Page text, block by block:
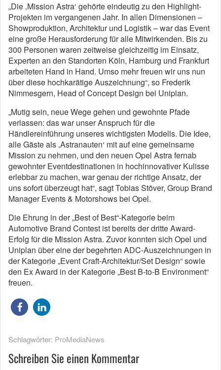
„Die ‚Mission Astra‘ gehörte eindeutig zu den Highlight-
Projekten im vergangenen Jahr. In allen Dimensionen –
Showproduktion, Architektur und Logistik – war das Event
eine große Herausforderung für alle Mitwirkenden. Bis zu
300 Personen waren zeitweise gleichzeitig im Einsatz,
Experten an den Standorten Köln, Hamburg und Frankfurt
arbeiteten Hand in Hand. Umso mehr freuen wir uns nun
über diese hochkarätige Auszeichnung“, so Frederik
Nimmesgern, Head of Concept Design bei Uniplan.
„Mutig sein, neue Wege gehen und gewohnte Pfade
verlassen: das war unser Anspruch für die
Händlereinführung unseres wichtigsten Modells. Die Idee,
alle Gäste als ‚Astranauten‘ mit auf eine gemeinsame
Mission zu nehmen, und den neuen Opel Astra fernab
gewohnter Eventdestinationen in hochinnovativer Kulisse
erlebbar zu machen, war genau der richtige Ansatz, der
uns sofort überzeugt hat“, sagt Tobias Stöver, Group Brand
Manager Events & Motorshows bei Opel.
Die Ehrung in der „Best of Best“-Kategorie beim
Automotive Brand Contest ist bereits der dritte Award-
Erfolg für die Mission Astra. Zuvor konnten sich Opel und
Uniplan über eine der begehrten ADC-Auszeichnungen in
der Kategorie „Event Craft-Architektur/Set Design“ sowie
den Ex Award in der Kategorie „Best B-to-B Environment“
freuen.
Schlagwörter: ProMediaNews
Schreiben Sie einen Kommentar